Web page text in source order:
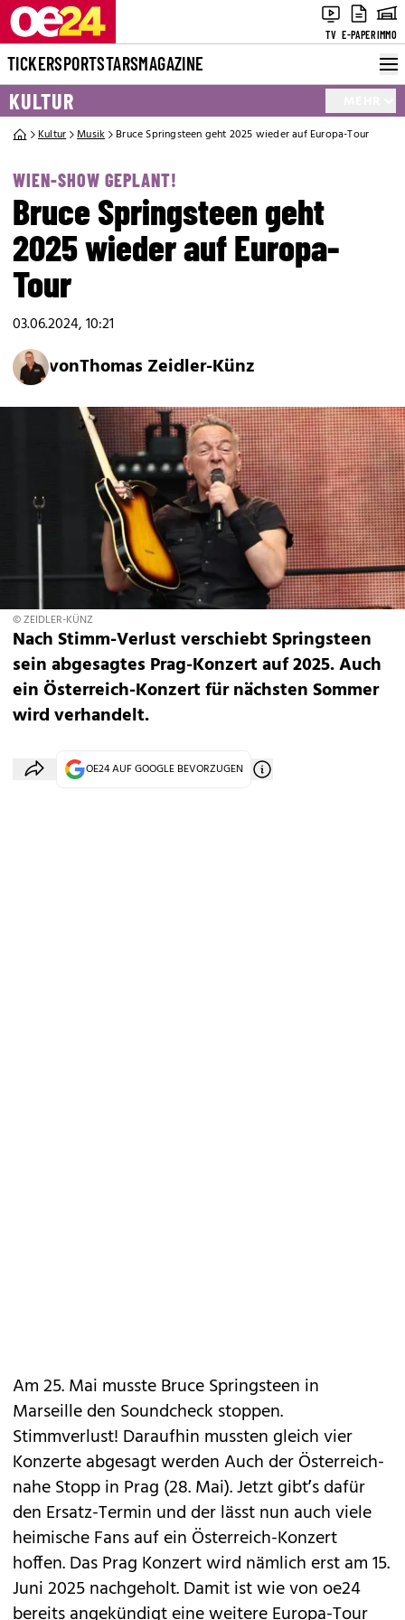
TV E-PAPERIMMO
TICKERSPORTSTARSMAGAZINE
KULTUR
Kultur Musik Bruce Springsteen geht 2025 wieder auf Europa-Tour
WIEN-SHOW GEPLANT!
Bruce Springsteen geht
2025 wieder auf Europa-
Tour
03.06.2024, 10:21
vonThomas Zeidler-Künz
© ZEIDLER-KÜNZ
Nach Stimm-Verlust verschiebt Springsteen
sein abgesagtes Prag-Konzert auf 2025. Auch
ein Österreich-Konzert für nächsten Sommer
wird verhandelt.
OE24 AUF GOOGLE BEVORZUGEN
Am 25. Mai musste Bruce Springsteen in
Marseille den Soundcheck stoppen.
Stimmverlust! Daraufhin mussten gleich vier
Konzerte abgesagt werden Auch der Österreich-
nahe Stopp in Prag (28. Mai). Jetzt gibt’s dafür
den Ersatz-Termin und der lässt nun auch viele
heimische Fans auf ein Österreich-Konzert
hoffen. Das Prag Konzert wird nämlich erst am 15.
Juni 2025 nachgeholt. Damit ist wie vonoe24